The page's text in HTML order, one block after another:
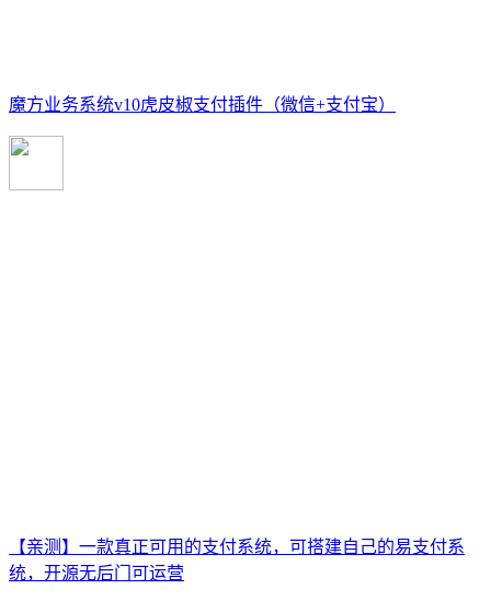
魔方业务系统v10虎皮椒支付插件（微信+支付宝）
【亲测】一款真正可用的支付系统，可搭建自己的易支付系
统，开源无后门可运营